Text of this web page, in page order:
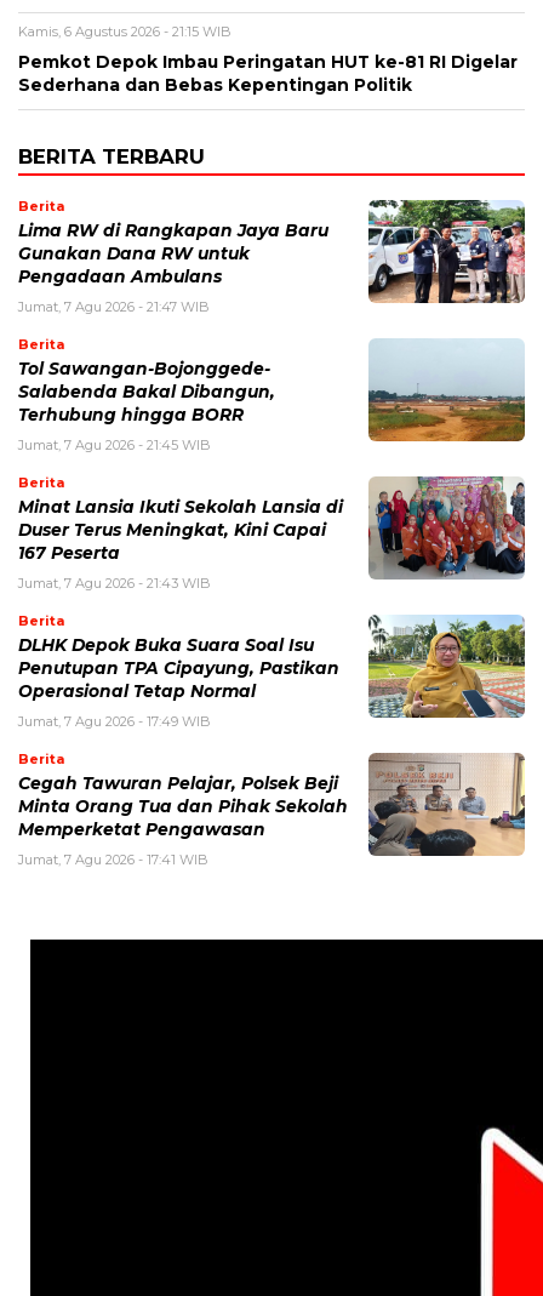
Kamis, 6 Agustus 2026 - 21:15 WIB
Pemkot Depok Imbau Peringatan HUT ke-81 RI Digelar
Sederhana dan Bebas Kepentingan Politik
BERITA TERBARU
Berita
Lima RW di Rangkapan Jaya Baru
Gunakan Dana RW untuk
Pengadaan Ambulans
Jumat, 7 Agu 2026 - 21:47 WIB
Berita
Tol Sawangan-Bojonggede-
Salabenda Bakal Dibangun,
Terhubung hingga BORR
Jumat, 7 Agu 2026 - 21:45 WIB
Berita
Minat Lansia Ikuti Sekolah Lansia di
Duser Terus Meningkat, Kini Capai
167 Peserta
Jumat, 7 Agu 2026 - 21:43 WIB
Berita
DLHK Depok Buka Suara Soal Isu
Penutupan TPA Cipayung, Pastikan
Operasional Tetap Normal
Jumat, 7 Agu 2026 - 17:49 WIB
Berita
Cegah Tawuran Pelajar, Polsek Beji
Minta Orang Tua dan Pihak Sekolah
Memperketat Pengawasan
Jumat, 7 Agu 2026 - 17:41 WIB